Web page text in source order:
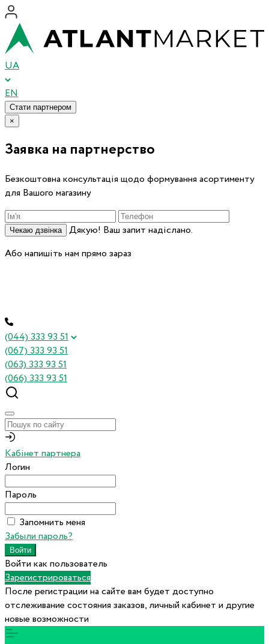
UA
EN
Стати партнером
×
Заявка на партнерство
Безкоштовна консультація щодо формування асортименту
для Вашого магазину
Чекаю дзвінка
Дякую! Ваш запит надіслано.
Або напишіть нам прямо зараз
(044) 333 93 51
(067) 333 93 51
(063) 333 93 51
(066) 333 93 51
Кабінет партнера
Логин
Пароль
Запомнить меня
Забыли пароль?
Войти как пользователь
Зарегистрироваться
После регистрации на сайте вам будет доступно
отслеживание состояния заказов, личный кабинет и другие
новые возможности